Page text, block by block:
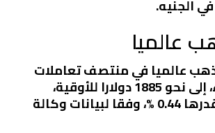
الجنيه.
عالميا
عالميا في منتصف تعاملات
اليوم الأربعاء، إلى نحو 1885 دولارا للأوقية،
بنسبة زيادة قدرها 0.44 %، وفقا لبيانات وكالة